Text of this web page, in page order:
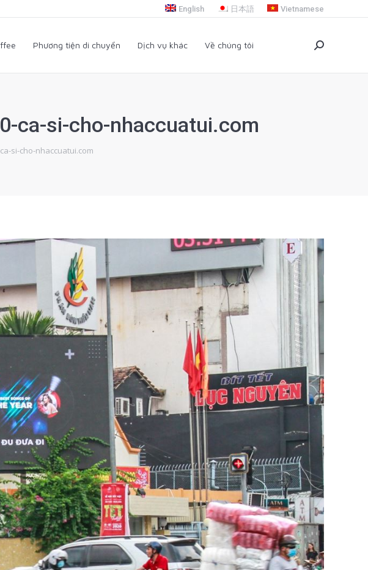
English 日本語 Vietnamese
Phương tiện di chuyển Dịch vụ khác Về chúng tôi Search:
ca-si-cho-nhaccuatui.com
si-cho-nhaccuatui.com
Phương tiện di chuyển Dịch vụ khác Về chúng tôi Search: